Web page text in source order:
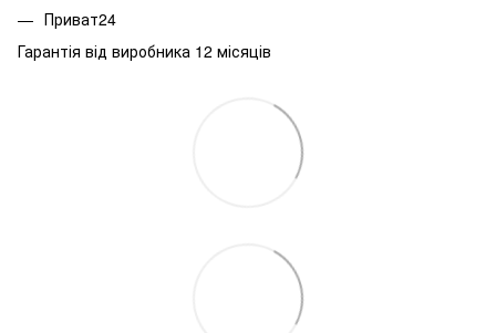
Приват24
Гарантія від виробника 12 місяців